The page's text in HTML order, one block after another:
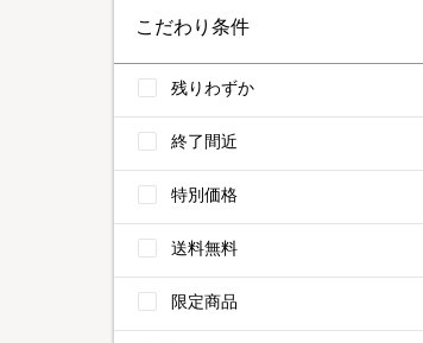
こだわり条件
残りわずか
終了間近
特別価格
送料無料
限定商品